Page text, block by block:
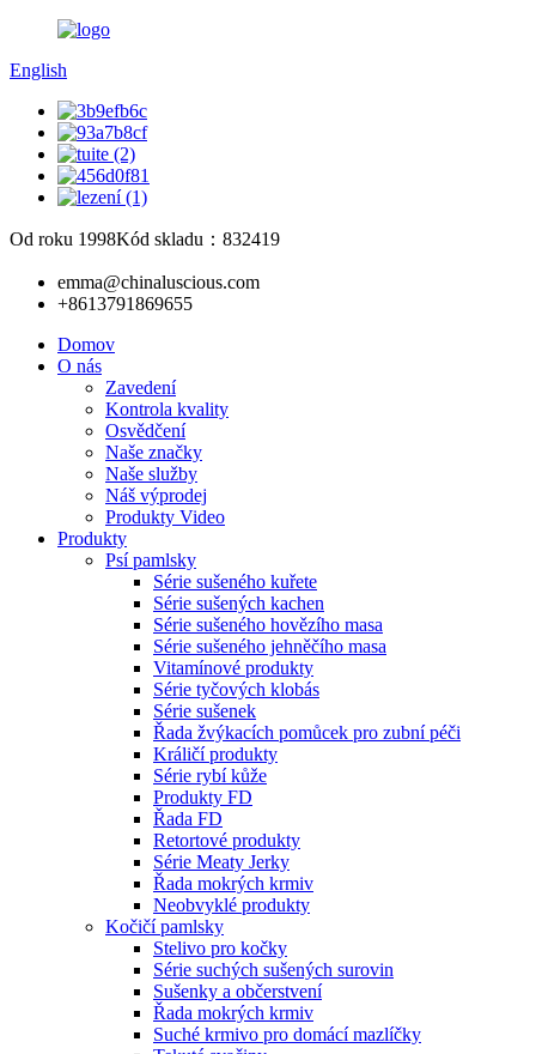
English
Od roku 1998Kód skladu：832419
emma@chinaluscious.com
+8613791869655
Domov
O nás
Zavedení
Kontrola kvality
Osvědčení
Naše značky
Naše služby
Náš výprodej
Produkty Video
Produkty
Psí pamlsky
Série sušeného kuřete
Série sušených kachen
Série sušeného hovězího masa
Série sušeného jehněčího masa
Vitamínové produkty
Série tyčových klobás
Série sušenek
Řada žvýkacích pomůcek pro zubní péči
Králičí produkty
Série rybí kůže
Produkty FD
Řada FD
Retortové produkty
Série Meaty Jerky
Řada mokrých krmiv
Neobvyklé produkty
Kočičí pamlsky
Stelivo pro kočky
Série suchých sušených surovin
Sušenky a občerstvení
Řada mokrých krmiv
Suché krmivo pro domácí mazlíčky